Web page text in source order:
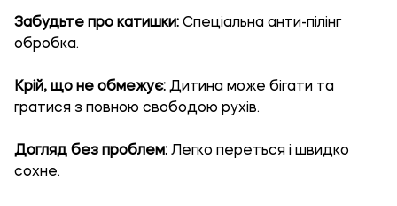
Забудьте про катишки: Спеціальна анти-пілінг
обробка.
Крій, що не обмежує: Дитина може бігати та
гратися з повною свободою рухів.
Догляд без проблем: Легко переться і швидко
сохне.